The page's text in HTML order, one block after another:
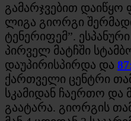
გამარჯვებით დაიწყო
ლიგა გიორგი
ტენერიფემ”.
პირველ მატჩში
დაუპირისპირდა და
ქართველი ცენტრი
სკამიდან ჩაერთო და
გაატარა. გიორგის